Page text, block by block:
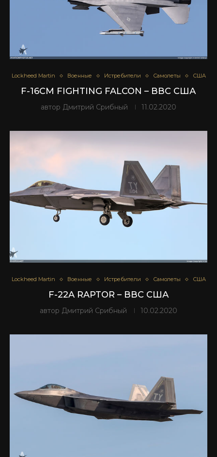
Lockheed Martin Военные Истребители Самолеты США
F-16CM FIGHTING FALCON – ВВС США
автор Дмитрий Срибный 11.02.2020
Lockheed Martin Военные Истребители Самолеты США
F-22A RAPTOR – ВВС США
автор Дмитрий Срибный 10.02.2020